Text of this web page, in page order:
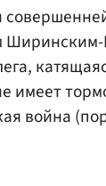
имеет
война